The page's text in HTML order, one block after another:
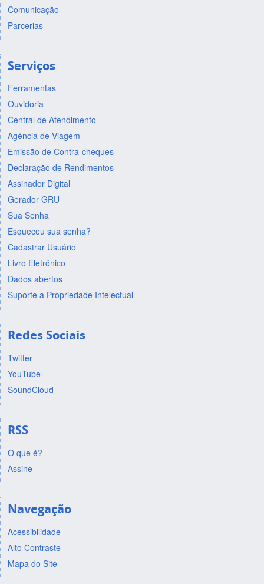
Comunicação
Parcerias
Serviços
Ferramentas
Ouvidoria
Central de Atendimento
Agência de Viagem
Emissão de Contra-cheques
Declaração de Rendimentos
Assinador Digital
Gerador GRU
Sua Senha
Esqueceu sua senha?
Cadastrar Usuário
Livro Eletrônico
Dados abertos
Suporte a Propriedade Intelectual
Redes Sociais
Twitter
YouTube
SoundCloud
RSS
O que é?
Assine
Navegação
Acessibilidade
Alto Contraste
Mapa do Site